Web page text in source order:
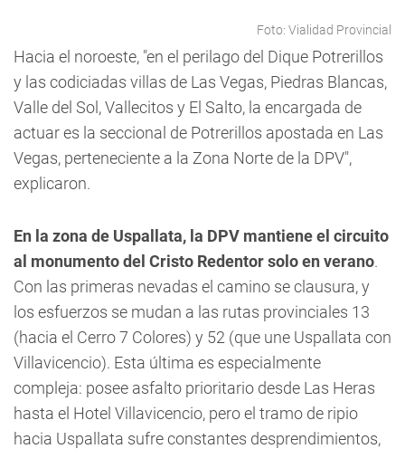
Foto: Vialidad Provincial
Hacia el noroeste, "en el perilago del Dique Potrerillos
y las codiciadas villas de Las Vegas, Piedras Blancas,
Valle del Sol, Vallecitos y El Salto, la encargada de
actuar es la seccional de Potrerillos apostada en Las
Vegas, perteneciente a la Zona Norte de la DPV",
explicaron.
En la zona de Uspallata, la DPV mantiene el circuito
al monumento del Cristo Redentor solo en verano.
Con las primeras nevadas el camino se clausura, y
los esfuerzos se mudan a las rutas provinciales 13
(hacia el Cerro 7 Colores) y 52 (que une Uspallata con
Villavicencio). Esta última es especialmente
compleja: posee asfalto prioritario desde Las Heras
hasta el Hotel Villavicencio, pero el tramo de ripio
hacia Uspallata sufre constantes desprendimientos,